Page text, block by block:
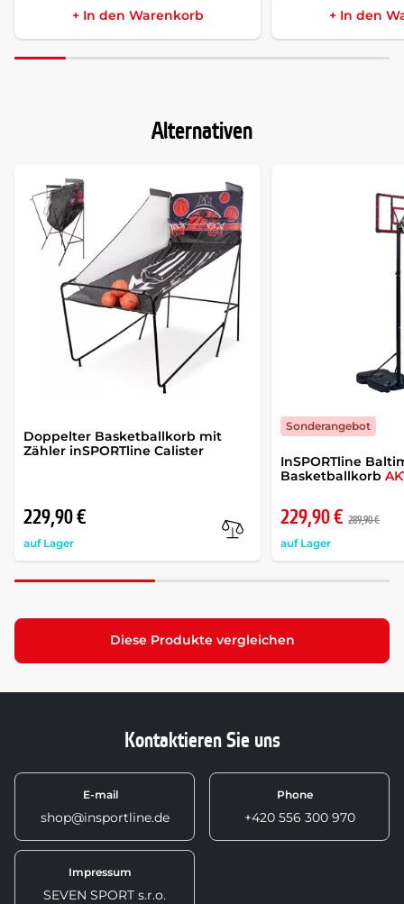
+ In den Warenkorb + In den
Alternativen
Doppelter Basketballkorb mit
Zähler inSPORTline Calister
229,90 €
auf Lager
InSPORTline
Basketballkorb
229,90 € 289,90 €
auf Lager
Sonderangebot
Diese Produkte vergleichen
Kontaktieren Sie uns
E-mail
shop@insportline.de
Phone
+420 556 300 970
Impressum
SEVEN SPORT s.r.o.